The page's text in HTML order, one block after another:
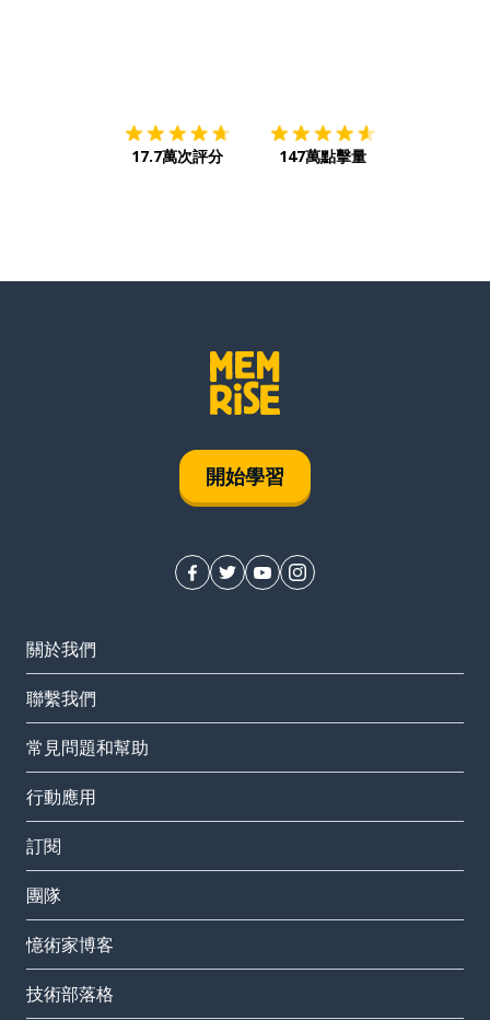
17.7萬次評分 147萬點擊量
開始學習
關於我們
聯繫我們
常見問題和幫助
行動應用
訂閱
團隊
憶術家博客
技術部落格